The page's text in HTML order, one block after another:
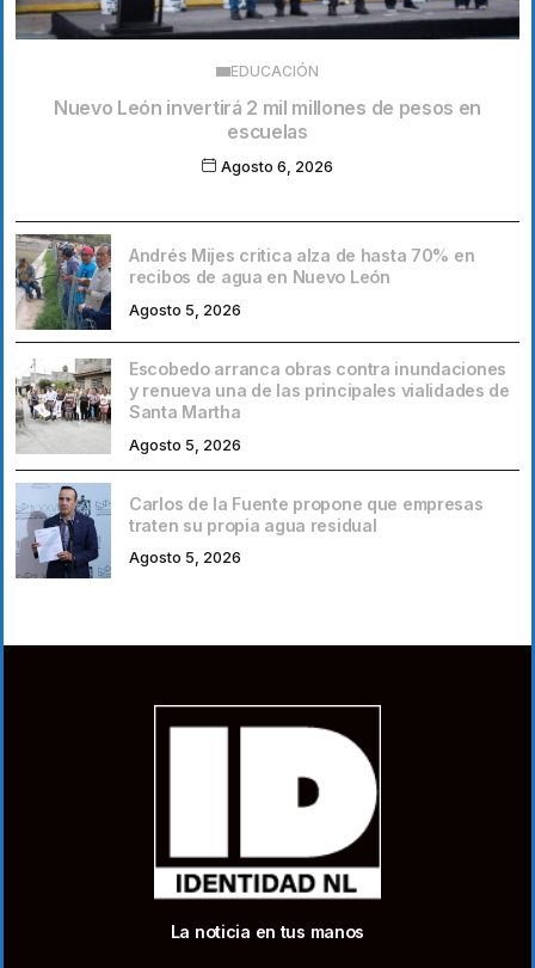
EDUCACIÓN
Nuevo León invertirá 2 mil millones de pesos en
escuelas
Agosto 6, 2026
Andrés Mijes critica alza de hasta 70% en
recibos de agua en Nuevo León
Agosto 5, 2026
Escobedo arranca obras contra inundaciones
y renueva una de las principales vialidades de
Santa Martha
Agosto 5, 2026
Carlos de la Fuente propone que empresas
traten su propia agua residual
Agosto 5, 2026
La noticia en tus manos